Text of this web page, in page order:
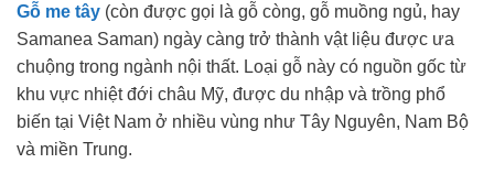
Gỗ me tây (còn được gọi là gỗ còng, gỗ muồng ngủ, hay
Samanea Saman) ngày càng trở thành vật liệu được ưa
chuộng trong ngành nội thất. Loại gỗ này có nguồn gốc từ
khu vực nhiệt đới châu Mỹ, được du nhập và trồng phổ
biến tại Việt Nam ở nhiều vùng như Tây Nguyên, Nam Bộ
và miền Trung.